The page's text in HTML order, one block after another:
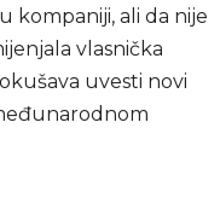
kompaniji, ali da nije
vlasnička
uvesti novi